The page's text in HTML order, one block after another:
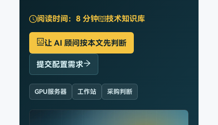
阅读时间： 8 分钟 技术知识库
让 AI 顾问按本文先判断
提交配置需求
GPU服务器 工作站 采购判断